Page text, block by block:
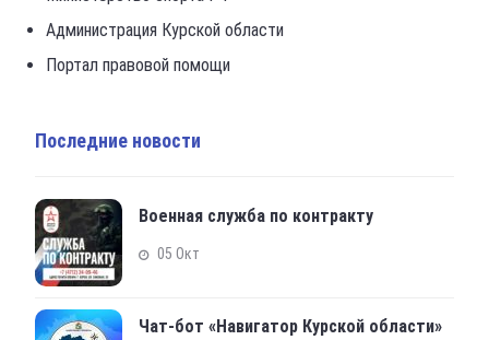
Администрация Курской области
Портал правовой помощи
Последние новости
Военная служба по контракту
05 Окт
Чат-бот «Навигатор Курской области»